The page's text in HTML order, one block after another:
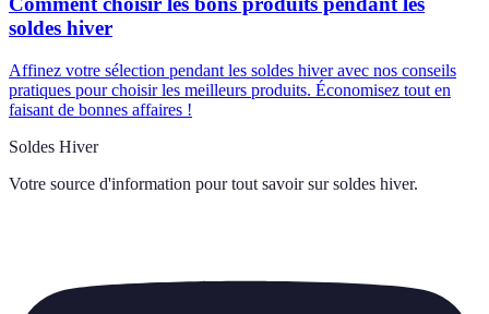
soldes hiver
Affinez votre sélection pendant les soldes hiver avec nos conseils
pratiques pour choisir les meilleurs produits. Économisez tout en
faisant de bonnes affaires !
Soldes Hiver
Votre source d'information pour tout savoir sur soldes hiver.